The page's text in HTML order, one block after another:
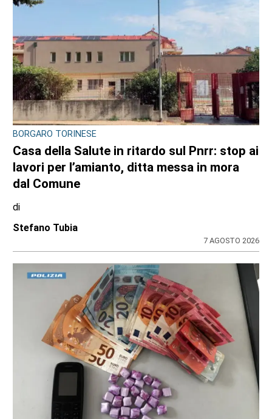
BORGARO TORINESE
Casa della Salute in ritardo sul Pnrr: stop ai
lavori per l’amianto, ditta messa in mora
dal Comune
di
Stefano Tubia
7 AGOSTO 2026